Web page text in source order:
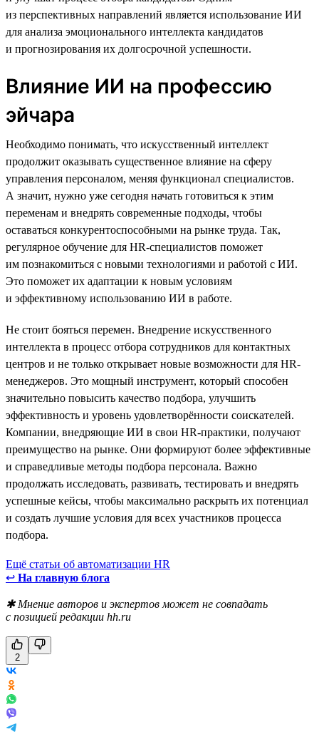
из перспективных направлений является использование ИИ
для анализа эмоционального интеллекта кандидатов
и прогнозирования их долгосрочной успешности.
Влияние ИИ на профессию
эйчара
Необходимо понимать, что искусственный интеллект
продолжит оказывать существенное влияние на сферу
управления персоналом, меняя функционал специалистов.
А значит, нужно уже сегодня начать готовиться к этим
переменам и внедрять современные подходы, чтобы
оставаться конкурентоспособными на рынке труда. Так,
регулярное обучение для HR-специалистов поможет
им познакомиться с новыми технологиями и работой с ИИ.
Это поможет их адаптации к новым условиям
и эффективному использованию ИИ в работе.
Не стоит бояться перемен. Внедрение искусственного
интеллекта в процесс отбора сотрудников для контактных
центров и не только открывает новые возможности для HR-
менеджеров. Это мощный инструмент, который способен
значительно повысить качество подбора, улучшить
эффективность и уровень удовлетворённости соискателей.
Компании, внедряющие ИИ в свои HR-практики, получают
преимущество на рынке. Они формируют более эффективные
и справедливые методы подбора персонала. Важно
продолжать исследовать, развивать, тестировать и внедрять
успешные кейсы, чтобы максимально раскрыть их потенциал
и создать лучшие условия для всех участников процесса
подбора.
Ещё статьи об автоматизации HR
↩ На главную блога
✱ Мнение авторов и экспертов может не совпадать
с позицией редакции hh.ru
2